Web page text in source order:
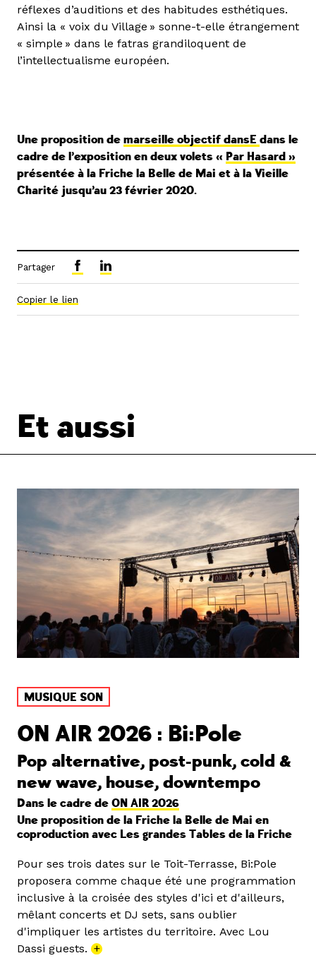
réflexes d’auditions et des habitudes esthétiques.
Ainsi la « voix du Village » sonne-t-elle étrangement
« simple » dans le fatras grandiloquent de
l’intellectualisme européen.
Une proposition de marseille objectif dansE dans le
cadre de l’exposition en deux volets « Par Hasard »
présentée à la Friche la Belle de Mai et à la Vieille
Charité jusqu’au 23 février 2020.
Partager
Copier le lien
Et aussi
MUSIQUE SON
ON AIR 2026 : Bi:Pole
Pop alternative, post-punk, cold &
new wave, house, downtempo
Dans le cadre de ON AIR 2026
Une proposition de la Friche la Belle de Mai en
coproduction avec Les grandes Tables de la Friche
Pour ses trois dates sur le Toit-Terrasse, Bi:Pole
proposera comme chaque été une programmation
inclusive à la croisée des styles d'ici et d'ailleurs,
mêlant concerts et DJ sets, sans oublier
d'impliquer les artistes du territoire. Avec Lou
Dassi guests. +